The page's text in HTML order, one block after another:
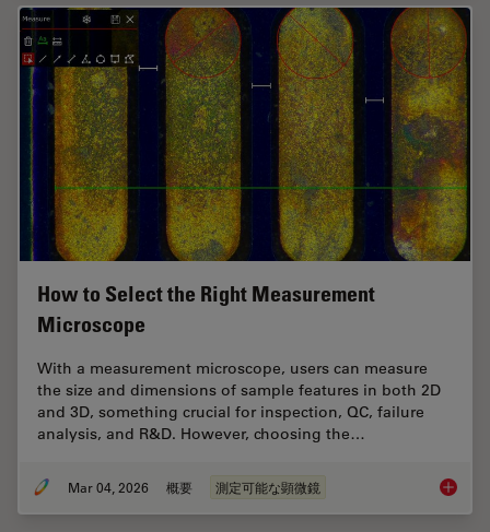
How to Select the Right Measurement
Microscope
With a measurement microscope, users can measure
the size and dimensions of sample features in both 2D
and 3D, something crucial for inspection, QC, failure
analysis, and R&D. However, choosing the…
Mar 04, 2026 概要 測定可能な顕微鏡 How to